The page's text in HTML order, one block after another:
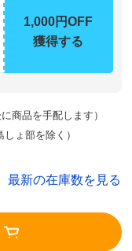
1,000円OFF
獲得する
商品を手配します）
ょ部を除く）
最新の在庫数を見る